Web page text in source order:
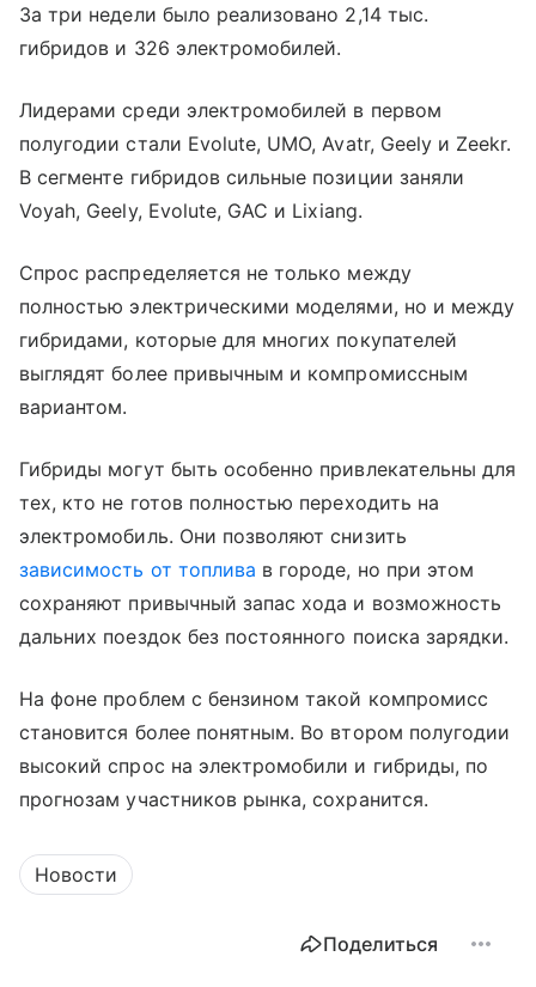
За три недели было реализовано 2,14 тыс.
гибридов и 326 электромобилей.
Лидерами среди электромобилей в первом
полугодии стали Evolute, UMO, Avatr, Geely и Zeekr.
В сегменте гибридов сильные позиции заняли
Voyah, Geely, Evolute, GAC и Lixiang.
Спрос распределяется не только между
полностью электрическими моделями, но и между
гибридами, которые для многих покупателей
выглядят более привычным и компромиссным
вариантом.
Гибриды могут быть особенно привлекательны для
тех, кто не готов полностью переходить на
электромобиль. Они позволяют снизить
зависимость от топлива в городе, но при этом
сохраняют привычный запас хода и возможность
дальних поездок без постоянного поиска зарядки.
На фоне проблем с бензином такой компромисс
становится более понятным. Во втором полугодии
высокий спрос на электромобили и гибриды, по
прогнозам участников рынка, сохранится.
Новости
Поделиться